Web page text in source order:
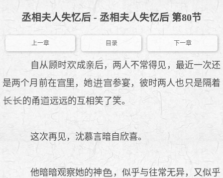
丞相夫人失忆后 - 丞相夫人失忆后 第80节
上一章 目录 下一章
自从顾时
成亲后，两人不常得见，最近一次还
是两个月前在
里，她
参宴，彼时两人也只是隔着
的甬
远远的互相笑了笑。
这次再见，沈慕言暗自欣喜。
他暗暗观察她的神
，似乎与往常无异，又似乎